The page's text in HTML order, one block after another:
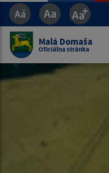
Malá Domaša
Oficiálna stránka